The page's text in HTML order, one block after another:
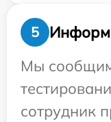
5
Мы
сотрудник